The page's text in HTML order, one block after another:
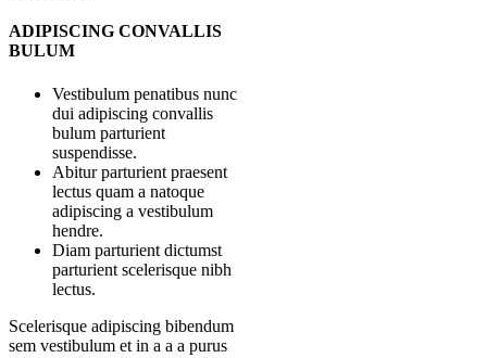
ADIPISCING CONVALLIS
BULUM
Vestibulum penatibus nunc
dui adipiscing convallis
bulum parturient
suspendisse.
Abitur parturient praesent
lectus quam a natoque
adipiscing a vestibulum
hendre.
Diam parturient dictumst
parturient scelerisque nibh
lectus.
Scelerisque adipiscing bibendum
sem vestibulum et in a a a purus